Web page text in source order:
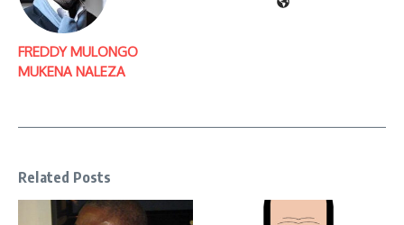
FREDDY MULONGO
MUKENA NALEZA
Related Posts